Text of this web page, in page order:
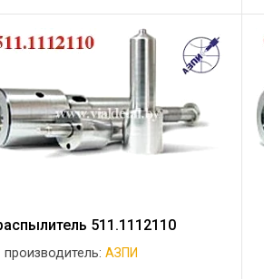
форсунок «51»- ...
511.1112110
производитель: АЗПИ